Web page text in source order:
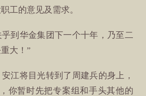
工的意见及需求。
到华金集团下一个十年，乃至二
大！”
江将目光转到了周建兵的身上，
你暂时先把专案组和手头其他的